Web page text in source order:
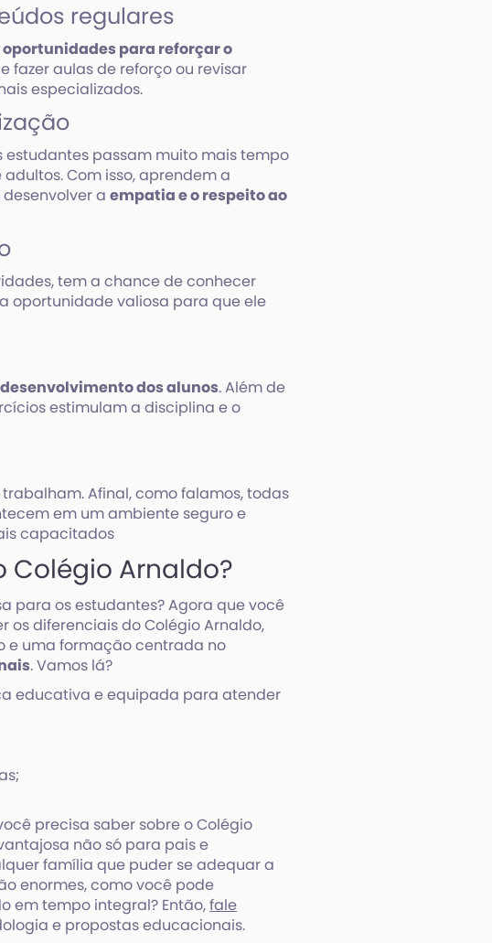
regulares
oportunidades para reforçar o
fazer aulas de reforço ou revisar
especializados.
passam muito mais tempo
adultos. Com isso, aprendem a
desenvolver aempatia e o respeito ao
tem a chance de conhecer
oportunidade valiosa para que ele
desenvolvimento dos alunos. Além de
estimulam a disciplina e o
Afinal, como falamos, todas
em um ambiente seguro e
capacitados
Colégio Arnaldo?
para os estudantes? Agora que você
os diferenciais do Colégio Arnaldo,
e uma formação centrada no
. Vamos lá?
educativa e equipada para atender
precisa saber sobre o Colégio
não só para pais e
família que puder se adequar a
enormes, como você pode
em tempo integral? Então,fale
e propostas educacionais.